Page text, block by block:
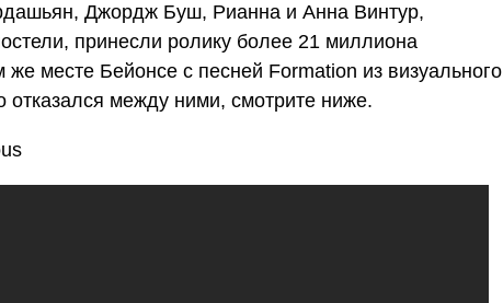
Джордж Буш, Рианна и Анна Винтур,
принесли ролику более 21 миллиона
месте Бейонсе с песней Formation из визуального
отказался между ними, смотрите ниже.